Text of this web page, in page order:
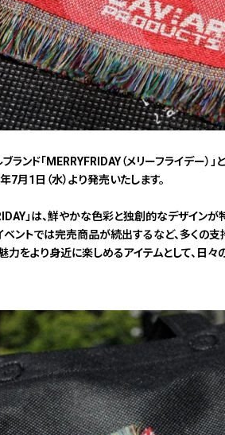
ランド「MERRYFRIDAY（メリーフライデー
7月1日（水）より発売いたします。
」は、鮮やかな色彩と独創的なデザイン
ントでは完売商品が続出するなど、多くの支
魅力をより身近に楽しめるアイテムとして、日